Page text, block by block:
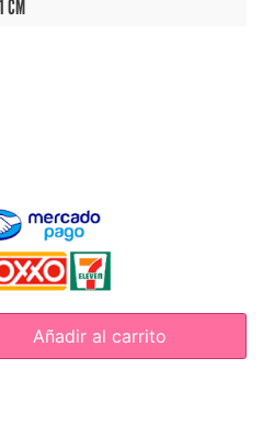
CM
Añadir al carrito